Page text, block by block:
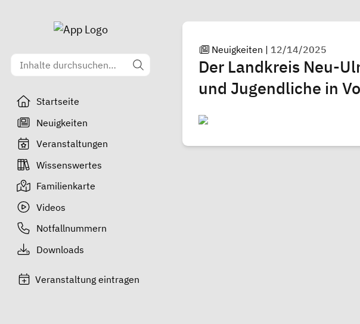
Startseite
Neuigkeiten
Veranstaltungen
Wissenswertes
Familienkarte
Videos
Notfallnummern
Downloads
Veranstaltung eintragen
Neuigkeiten | 12/14/2025
Der Landkreis Neu-
und Jugendliche in